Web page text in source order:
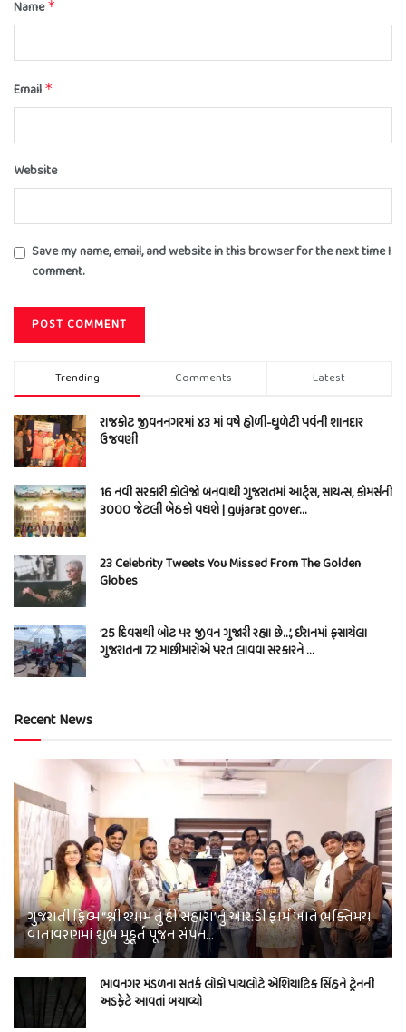
Name*
Email *
Website
Save my name, email, and website in this browser for the next time I
comment.
Trending Comments Latest
રાજકોટ જીવનનગરમાં ૪૩ માં વર્ષે હોળી-ધુળેટી પર્વની શાનદાર
ઉજવણી
16 નવી સરકારી કોલેજો બનવાથી ગુજરાતમાં આર્ટ્સ, સાયન્સ, કોમર્સની
3000 જેટલી બેઠકો વધશે | gujarat gover…
23 Celebrity Tweets You Missed From The Golden
Globes
’25 દિવસથી બોટ પર જીવન ગુજારી રહ્યા છે…’, ઈરાનમાં ફસાયેલા
ગુજરાતના 72 માછીમારોએ પરત લાવવા સરકારને …
Recent News
ગુજરાતી ફિલ્મ “શ્રી શ્યામ તું હી સહારા”નું આર.ડી ફાર્મ ખાતે ભક્તિમય
વાતાવરણમાં શુભ મુહૂર્ત પૂજન સંપન…
ભાવનગર મંડળના સતર્ક લોકો પાયલોટે એશિયાટિક સિંહને ટ્રેનની
અડફેટે આવતાં બચાવ્યો